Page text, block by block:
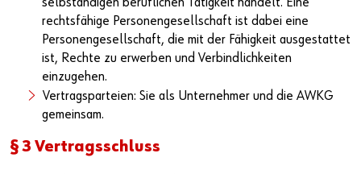
selbständigen beruflichen Tätigkeit handelt. Eine
rechtsfähige Personengesellschaft ist dabei eine
Personengesellschaft, die mit der Fähigkeit ausgestattet
ist, Rechte zu erwerben und Verbindlichkeiten
einzugehen.
Vertragsparteien: Sie als Unternehmer und die AWKG
gemeinsam.
§ 3 Vertragsschluss